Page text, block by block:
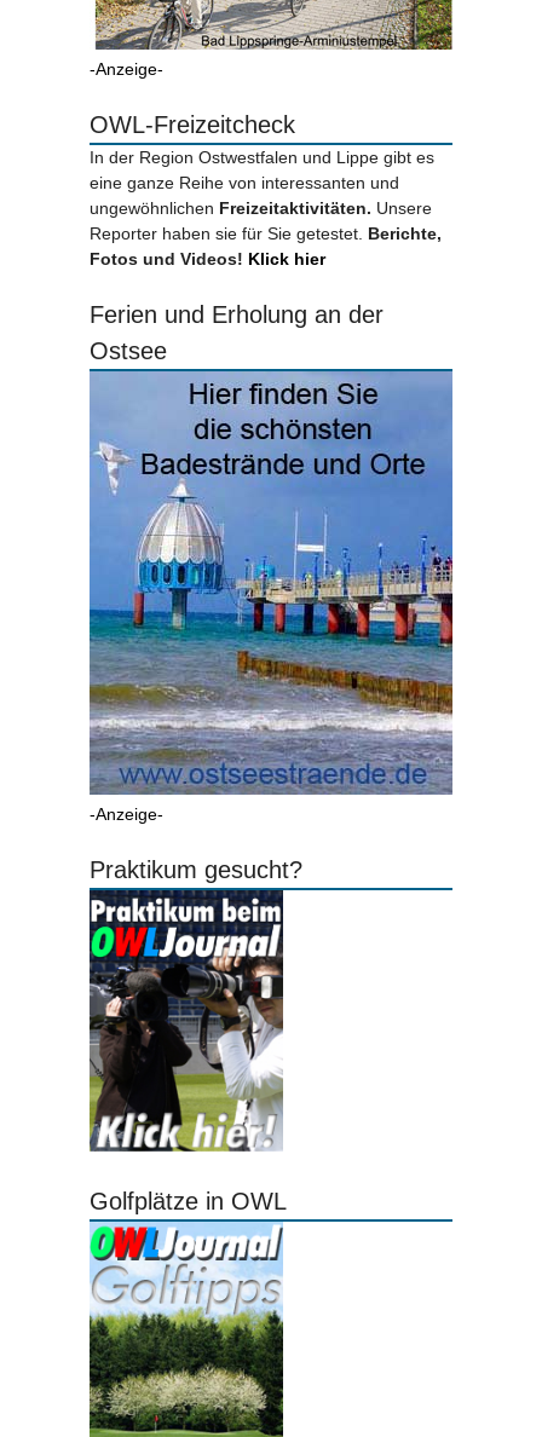
-Anzeige-
OWL-Freizeitcheck
In der Region Ostwestfalen und Lippe gibt es
eine ganze Reihe von interessanten und
ungewöhnlichen Freizeitaktivitäten. Unsere
Reporter haben sie für Sie getestet. Berichte,
Fotos und Videos! Klick hier
Ferien und Erholung an der
Ostsee
-Anzeige-
Praktikum gesucht?
Golfplätze in OWL